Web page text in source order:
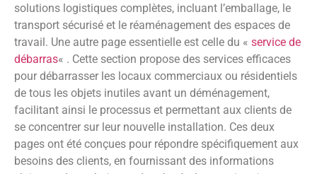
solutions logistiques complètes, incluant l’emballage, le
transport sécurisé et le réaménagement des espaces de
travail. Une autre page essentielle est celle du « service de
débarras« . Cette section propose des services efficaces
pour débarrasser les locaux commerciaux ou résidentiels
de tous les objets inutiles avant un déménagement,
facilitant ainsi le processus et permettant aux clients de
se concentrer sur leur nouvelle installation. Ces deux
pages ont été conçues pour répondre spécifiquement aux
besoins des clients, en fournissant des informations